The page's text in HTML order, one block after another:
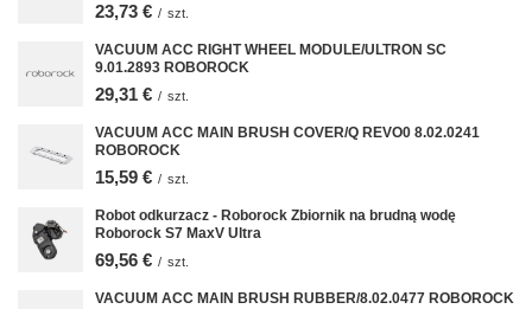
23,73 € / szt.
VACUUM ACC RIGHT WHEEL MODULE/ULTRON SC
9.01.2893 ROBOROCK
29,31 € / szt.
VACUUM ACC MAIN BRUSH COVER/Q REVO0 8.02.0241
ROBOROCK
15,59 € / szt.
Robot odkurzacz - Roborock Zbiornik na brudną wodę
Roborock S7 MaxV Ultra
69,56 € / szt.
VACUUM ACC MAIN BRUSH RUBBER/8.02.0477 ROBOROCK